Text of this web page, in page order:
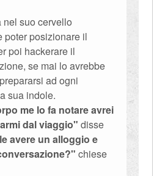
nel suo cervello
poter posizionare il
poi hackerare il
se mai lo avrebbe
ad ogni
sua indole.
me lo fa notare avrei
dal viaggio" disse
avere un alloggio e
chiese